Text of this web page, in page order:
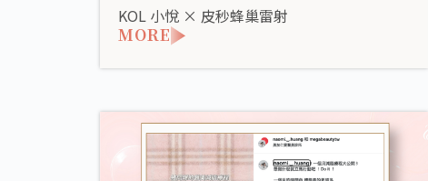
KOL 小悅 × 皮秒蜂巢雷射
MORE